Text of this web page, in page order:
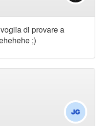
di provare a
;)